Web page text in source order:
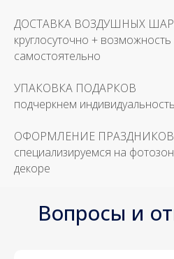
ДОСТАВКА ВОЗДУШНЫХ
круглосуточно + возможность
самостоятельно
УПАКОВКА ПОДАРКОВ
подчеркнем
ОФОРМЛЕНИЕ ПРАЗДНИКОВ
специализируемся на
декоре
Вопросы и